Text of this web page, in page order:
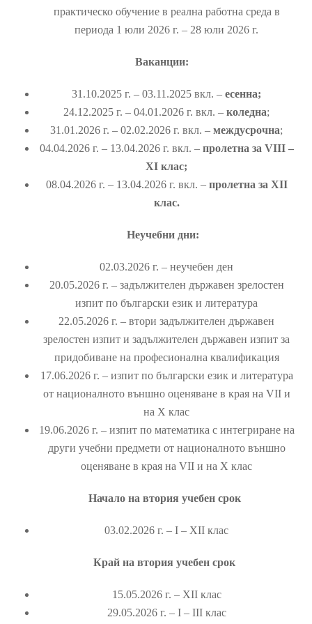
практическо обучение в реална работна среда в
периода 1 юли 2026 г. – 28 юли 2026 г.
Ваканции:
31.10.2025 г. – 03.11.2025 вкл. – есенна;
24.12.2025 г. – 04.01.2026 г. вкл. – коледна;
31.01.2026 г. – 02.02.2026 г. вкл. – междусрочна;
04.04.2026 г. – 13.04.2026 г. вкл. – пролетна за VІІІ –
ХІ клас;
08.04.2026 г. – 13.04.2026 г. вкл. –пролетна за ХІІ
клас.
Неучебни дни:
02.03.2026 г. – неучебен ден
20.05.2026 г. – задължителен държавен зрелостен
изпит по български език и литература
22.05.2026 г. – втори задължителен държавен
зрелостен изпит и задължителен държавен изпит за
придобиване на професионална квалификация
17.06.2026 г. – изпит по български език и литература
от националното външно оценяване в края на VII и
на X клас
19.06.2026 г. – изпит по математика с интегриране на
други учебни предмети от националното външно
оценяване в края на VII и на X клас
Начало на втория учебен срок
03.02.2026 г. – I – ХIІ клас
Край на втория учебен срок
15.05.2026 г. – ХІІ клас
29.05.2026 г. – І – III клас